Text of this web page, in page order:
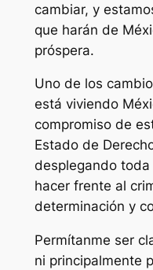
cambiar, y
que harán de
próspera.
Uno de los
está viviendo
compromiso de
Estado de
desplegando
hacer frente al
determinación y
Permítanme ser
ni principalmente